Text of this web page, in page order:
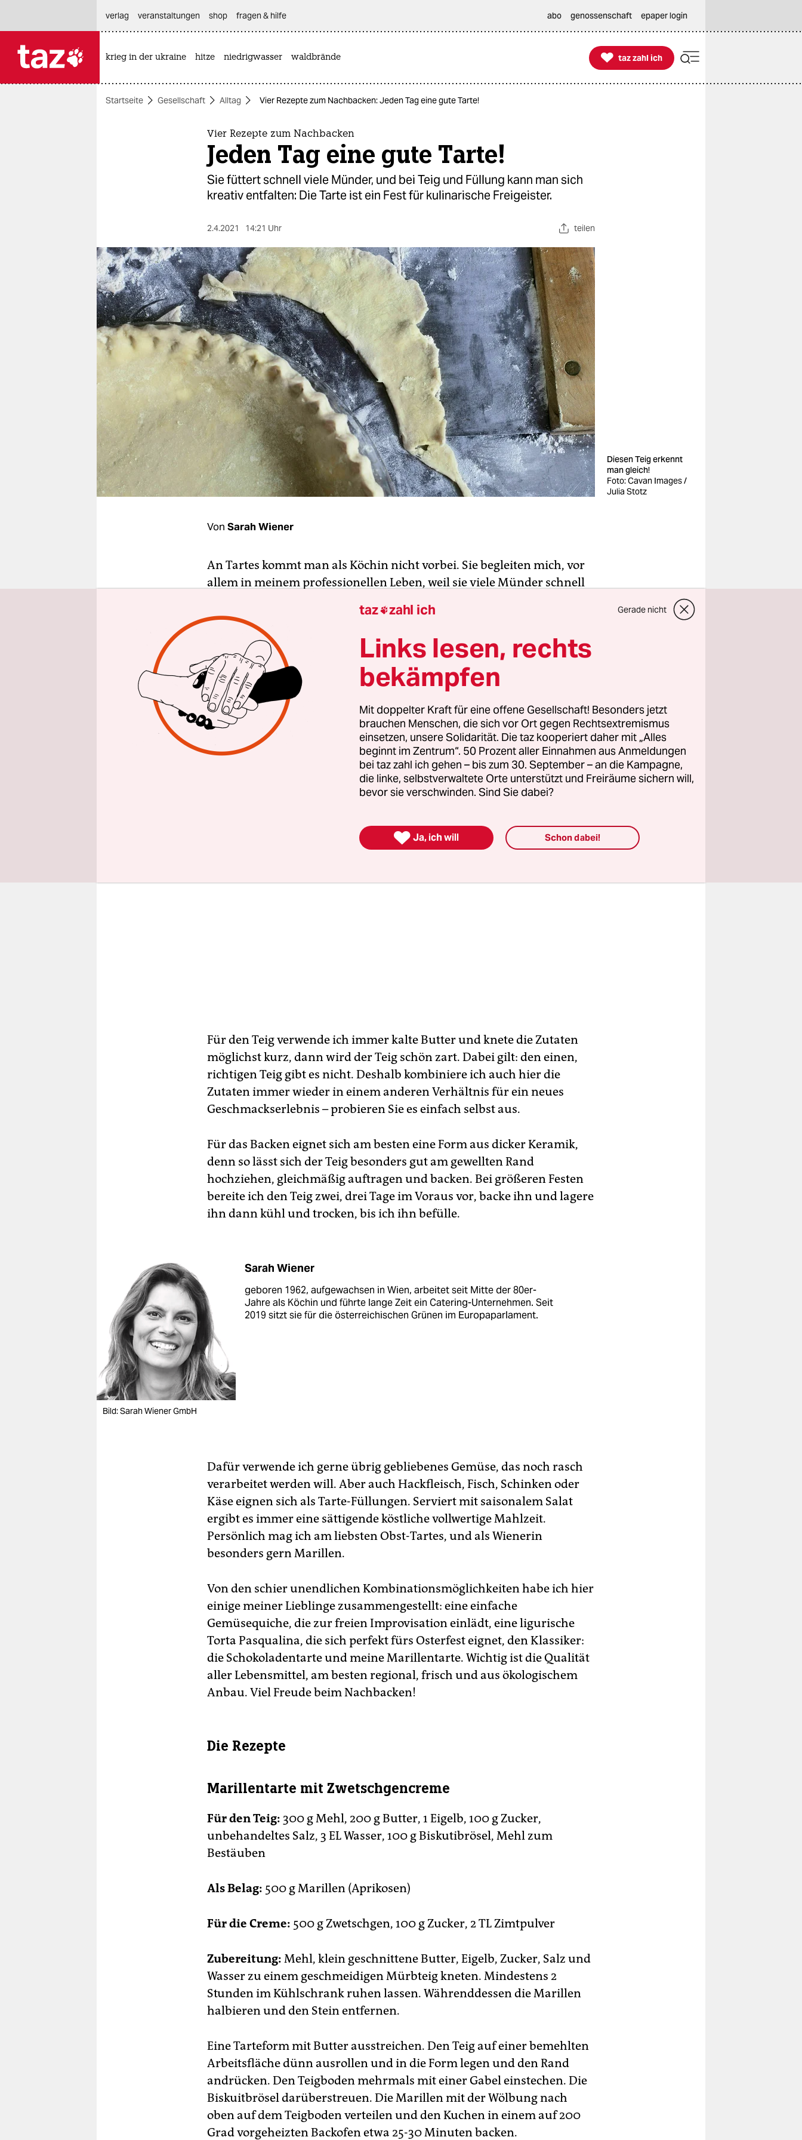
themen
berlin
nord
wahrheit
verlag
verlag
veranstaltungen
shop
fragen & hilfe
unterstützen
abo
verlag
veranstaltungen shop fragen & hilfe abo genossenschaft epaper login
krieg in der ukraine hitze niedrigwasser waldbrände 
taz zahl ich
taz zahl ich
Startseite Gesellschaft Alltag Vier Rezepte zum Nachbacken: Jeden Tag eine gute Tarte!
Vier Rezepte zum Nachbacken
Jeden Tag eine gute Tarte!
Sie füttert schnell viele Münder, und bei Teig und Füllung kann man sich
kreativ entfalten: Die Tarte ist ein Fest für kulinarische Freigeister.
2.4.2021 14:21 Uhr teilen
Diesen Teig erkennt
man gleich!
Foto: Cavan Images /
Julia Stotz
Von Sarah Wiener
An Tartes kommt man als Köchin nicht vorbei. Sie begleiten mich, vor
allem in meinem professionellen Leben, weil sie viele Münder schnell
zuzubereiten sind. Es gibt sie süß oder herzhaft, groß oder klein,
kopfüber oder direkt gebacken – Tartes können auf viele verschiedene
Arten zubereitet werden, sie sind ein Festessen für kulinarische
Freigeister und Kreative.
Während sich die einen zumindest an das einzige Dogma halten – der
französische Kuchen muss
aus einem Mürbeteigbestehen –, pfeifen
die anderen selbst auf diesen Grundsatz und nehmen, wenn es mal
schnell gehen muss, auch einen Blätterteig zur Hand. Kurzum: Man
kann bei einer Tarte wenig falsch, aber viel richtig machen, und sie
lässt sich wunderbar vorbereiten.
Für den Teig verwende ich immer kalte Butter und knete die Zutaten
möglichst kurz, dann wird der Teig schön zart. Dabei gilt: den einen,
richtigen Teig gibt es nicht. Deshalb kombiniere ich auch hier die
Zutaten immer wieder in einem anderen Verhältnis für ein neues
Geschmackserlebnis – probieren Sie es einfach selbst aus.
Für das Backen eignet sich am besten eine Form aus dicker Keramik,
denn so lässt sich der Teig besonders gut am gewellten Rand
hochziehen, gleichmäßig auftragen und backen. Bei größeren Festen
bereite ich den Teig zwei, drei Tage im Voraus vor, backe ihn und lagere
ihn dann kühl und trocken, bis ich ihn befülle.
Bild: Sarah Wiener GmbH
Sarah Wiener
geboren 1962, aufgewachsen in Wien, arbeitet seit Mitte der 80er-
Jahre als Köchin und führte lange Zeit ein Catering-Unternehmen. Seit
2019 sitzt sie für die österreichischen Grünen im Europaparlament.
Dafür verwende ich gerne übrig gebliebenes Gemüse, das noch rasch
verarbeitet werden will. Aber auch Hackfleisch, Fisch, Schinken oder
Käse eignen sich als Tarte-Füllungen. Serviert mit saisonalem Salat
ergibt es immer eine sättigende köstliche vollwertige Mahlzeit.
Persönlich mag ich am liebsten Obst-Tartes, und als Wienerin
besonders gern Marillen.
Von den schier unendlichen Kombinationsmöglichkeiten habe ich hier
einige meiner Lieblinge zusammengestellt: eine einfache
Gemüsequiche, die zur freien Improvisation einlädt, eine ligurische
Torta Pasqualina, die sich perfekt fürs Osterfest eignet, den Klassiker:
die Schokoladentarte und meine Marillentarte. Wichtig ist die Qualität
aller Lebensmittel, am besten regional, frisch und aus ökologischem
Anbau. Viel Freude beim Nachbacken!
Die Rezepte
Marillentarte mit Zwetschgencreme
Für den Teig: 300 g Mehl, 200 g Butter, 1 Eigelb, 100 g Zucker,
unbehandeltes Salz, 3 EL Wasser, 100 g Biskutibrösel, Mehl zum
Bestäuben
Als Belag: 500 g Marillen (Aprikosen)
Für die Creme: 500 g Zwetschgen, 100 g Zucker, 2 TL Zimtpulver
Zubereitung: Mehl, klein geschnittene Butter, Eigelb, Zucker, Salz und
Wasser zu einem geschmeidigen Mürbteig kneten. Mindestens 2
Stunden im Kühlschrank ruhen lassen. Währenddessen die Marillen
halbieren und den Stein entfernen.
Eine Tarteform mit Butter ausstreichen. Den Teig auf einer bemehlten
Arbeitsfläche dünn ausrollen und in die Form legen und den Rand
andrücken. Den Teigboden mehrmals mit einer Gabel einstechen. Die
Biskuitbrösel darüberstreuen. Die Marillen mit der Wölbung nach
oben auf dem Teigboden verteilen und den Kuchen in einem auf 200
Grad vorgeheizten Backofen etwa 25-30 Minuten backen.
taz zahl ich Gerade nicht
Links lesen, rechts
bekämpfen
Mit doppelter Kraft für eine offene Gesellschaft! Besonders jetzt
brauchen Menschen, die sich vor Ort gegen Rechtsextremismus
einsetzen, unsere Solidarität. Die taz kooperiert daher mit „Alles
beginnt im Zentrum“. 50 Prozent aller Einnahmen aus Anmeldungen
bei taz zahl ich gehen – bis zum 30. September – an die Kampagne,
die linke, selbstverwaltete Orte unterstützt und Freiräume sichern will,
bevor sie verschwinden. Sind Sie dabei?
 Ja, ich will Schon dabei!